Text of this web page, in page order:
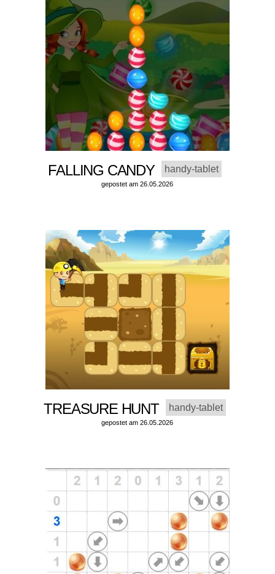
FALLING CANDY handy-tablet
gepostet am 26.05.2026
TREASURE HUNT handy-tablet
gepostet am 26.05.2026